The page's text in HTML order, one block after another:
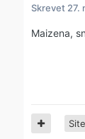
Skrevet 27.
Maizena,